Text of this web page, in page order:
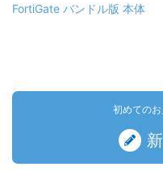
FortiGate バンドル版 本体
初めての